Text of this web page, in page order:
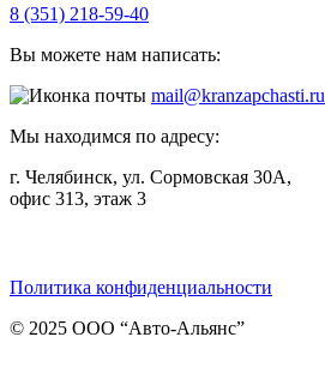
8 (351) 218-59-40
Вы можете нам написать:
mail@kranzapchasti.ru
Мы находимся по адресу:
г. Челябинск, ул. Сормовская 30А,
офис 313, этаж 3
Политика конфиденциальности
© 2025 ООО “Авто-Альянс”